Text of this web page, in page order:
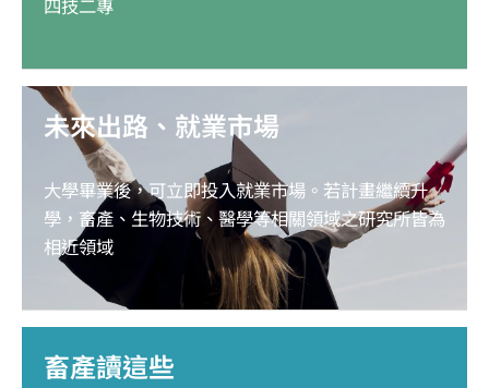
四技二專
未來出路、就業市場
大學畢業後，可立即投入就業市場。若計畫繼續升
學，畜產、生物技術、醫學等相關領域之研究所皆為
相近領域
畜產讀這些